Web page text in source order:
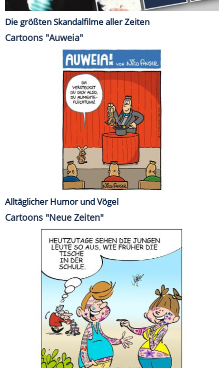
Die größten Skandalfilme aller Zeiten
Cartoons "Auweia"
Alltäglicher Humor und Vögel
Cartoons "Neue Zeiten"